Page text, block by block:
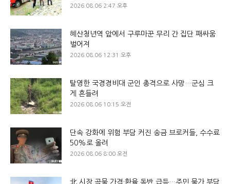
2026.08.06 2:47 오후
혜산청년역 앞에서 구루마꾼 무리 간 집단 패싸움
벌어져
2026.08.06 12:31 오후
탈영한 국경경비대 군인 총격으로 사망…군심 크
게 흔들려
2026.08.06 10:15 오전
단속 강화에 위험 부담 커진 송금 브로커들, 수수료
50%로 올려
2026.08.06 8:00 오전
北 시장 곡물 가격·환율 동반 급등…주민 물가 부담